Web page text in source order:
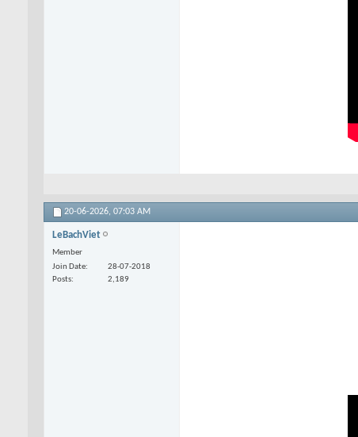
20-06-2026, 07:03 AM
LeBachViet
Member
Join Date
28-07-2018
Posts
2,189